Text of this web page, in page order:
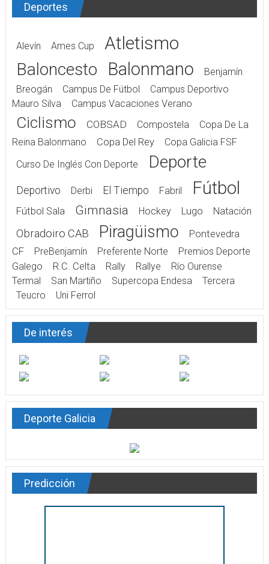
Deportes
Alevín Ames Cup Atletismo
Baloncesto Balonmano
Benjamín
Breogán
Campus De Fútbol
Campus Deportivo
Mauro Silva
Campus Vacaciones Verano
Ciclismo COBSAD Compostela
Copa De La
Reina Balonmano
Copa Del Rey
Copa Galicia FSF
Curso De Inglés Con Deporte
Deporte
Deportivo Derbi El Tiempo Fabril Fútbol
Fútbol Sala Gimnasia Hockey Lugo Natación
Obradoiro CAB Piragüismo
Pontevedra
CF
PreBenjamín Preferente Norte
Premios Deporte
Galego
R.C. Celta Rally Rallye
Río Ourense
Termal
San Martiño Supercopa Endesa
Tercera
Teucro
Uni Ferrol
De interés
Deporte Galicia
Predicción